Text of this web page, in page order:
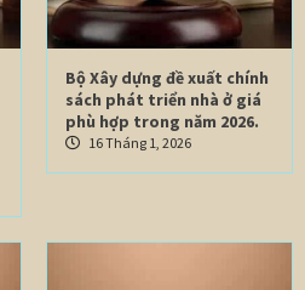
Bộ Xây dựng đề xuất chính
sách phát triển nhà ở giá
phù hợp trong năm 2026.
16 Tháng 1, 2026